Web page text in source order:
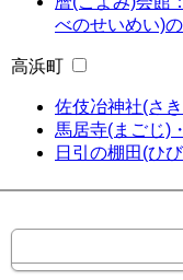
べのせいめい)
高浜町
佐伎冶神社(さ
馬居寺(まごじ)
日引の棚田(ひ